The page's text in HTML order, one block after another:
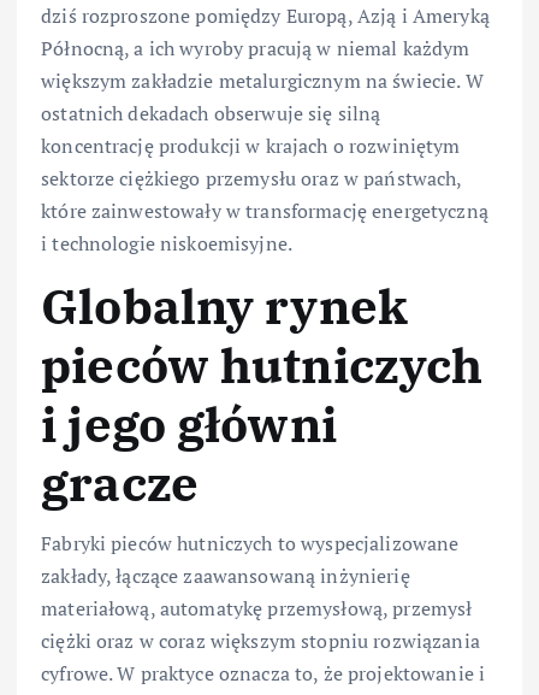
dziś rozproszone pomiędzy Europą, Azją i Ameryką
Północną, a ich wyroby pracują w niemal każdym
większym zakładzie metalurgicznym na świecie. W
ostatnich dekadach obserwuje się silną
koncentrację produkcji w krajach o rozwiniętym
sektorze ciężkiego przemysłu oraz w państwach,
które zainwestowały w transformację energetyczną
i technologie niskoemisyjne.
Globalny rynek
pieców hutniczych
i jego główni
gracze
Fabryki pieców hutniczych to wyspecjalizowane
zakłady, łączące zaawansowaną inżynierię
materiałową, automatykę przemysłową, przemysł
ciężki oraz w coraz większym stopniu rozwiązania
cyfrowe. W praktyce oznacza to, że projektowanie i